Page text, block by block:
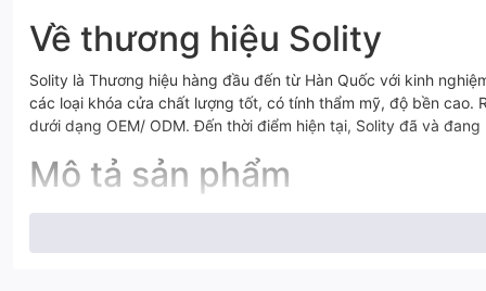
Về thương hiệu Solity
Solity là Thương hiệu hàng đầu đến từ Hàn Quốc với kinh
các loại khóa cửa chất lượng tốt, có tính thẩm mỹ, độ bền cao.
dưới dạng OEM/ ODM. Đến thời điểm hiện tại, Solity đã và
Mô tả sản phẩm
Khóa cửa thông minhGA- 60BHlà loại khóa được sử dụng cho
Bạn hoàn toàn có thể sử dụng khóa cửa lùa GA-60BH cho